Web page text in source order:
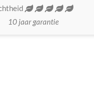
10 jaar garantie